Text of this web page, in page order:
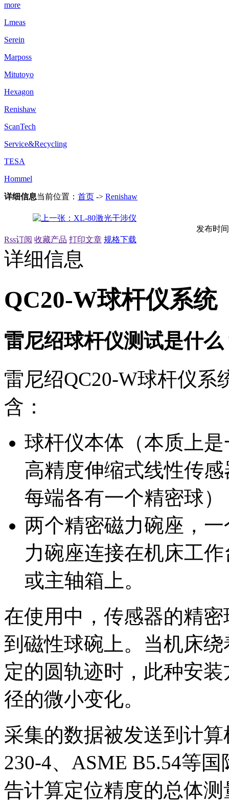
more
Lmeas
Serein
Marposs
Mitutoyo
Hexagon
Renishaw
ScanTech
Service&Recycling
TESA
Hommel
详细信息当前位置： 首页 -> Renishaw
发布时
Rss订阅 收藏产品 打印文章 规格下载
详细信息
QC20-W球杆仪系统
雷尼绍球杆仪测试是什么
雷尼绍QC20-W球杆仪系
含：
球杆仪本体（本质上是
高精度伸缩式线性传感
每端各有一个精密球）
两个精密磁力碗座，一
力碗座连接在机床工
或主轴箱上。
在使用中，传感器的精
到磁性球碗上。当机床
定的圆轨迹时，此种安
径的微小变化。
采集的数据被发送到计
230-4、ASME B5.54等
告计算定位精度的总体